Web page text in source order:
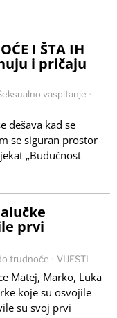
I ŠTA IH
i pričaju
vaspitanje ·
dešava kad se
se siguran prostor
„Budućnost
prvi
trudnoće · VIJESTI
Matej, Marko, Luka
koje su osvojile
su svoj prvi